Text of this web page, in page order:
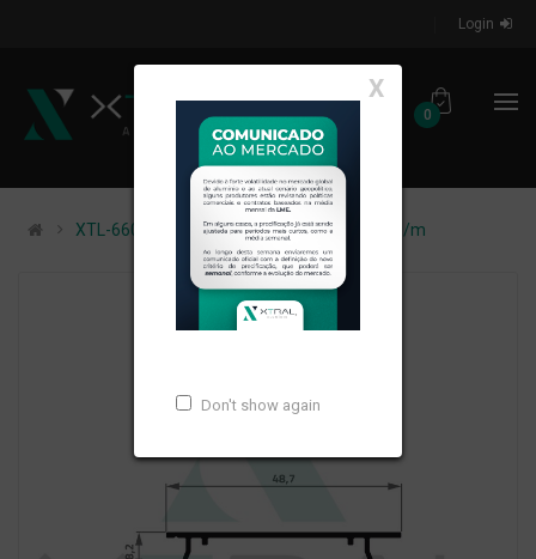
Login
0
X
Don't show again
XTL-660 - (XG-046) - PESO LINEAR: 0,207kg/m